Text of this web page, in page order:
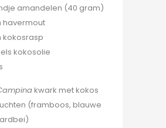
amandelen (40 gram)
havermout
kokosrasp
kokosolie
kwark met kokos
(framboos, blauwe